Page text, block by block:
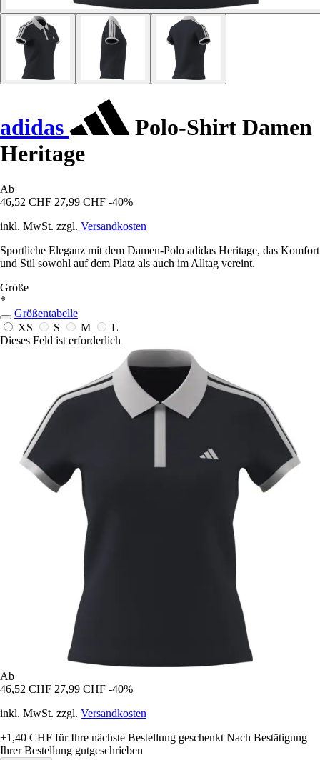
adidas
Polo-Shirt Damen
Heritage
Ab
46,52 CHF 27,99 CHF -40%
inkl. MwSt. zzgl. Versandkosten
Sportliche Eleganz mit dem Damen-Polo adidas Heritage, das Komfort
und Stil sowohl auf dem Platz als auch im Alltag vereint.
Größe
*
Größentabelle
XS
S M
L
Dieses Feld ist erforderlich
Ab
46,52 CHF 27,99 CHF -40%
inkl. MwSt. zzgl. Versandkosten
+1,40 CHF für Ihre nächste Bestellung geschenkt Nach Bestätigung
Ihrer Bestellung gutgeschrieben